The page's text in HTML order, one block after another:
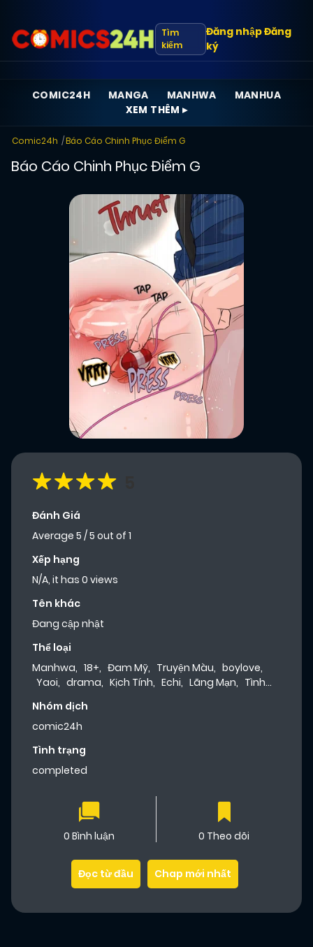
Tìm
kiếm
Đăng nhậpĐăng
ký
COMIC24H MANGA MANHWA
MANHUA
XEM THÊM ▸
Comic24h Báo Cáo Chinh Phục Điểm G
Báo Cáo Chinh Phục Điểm G
Đánh Giá
Average 5 /5 out of 1
Xếp hạng
N/A, it has 0 views
Tên khác
Đang cập nhật
Thể loại
Manhwa, 18+, Đam Mỹ, Truyện Màu, boylove,
Yaoi, drama, Kịch Tính, Echi, Lãng Mạn, Tình
Nhóm dịch
comic24h
Tình trạng
completed
0 Bình luận 0 Theo dõi
Đọc từ đầu Chap mới nhất